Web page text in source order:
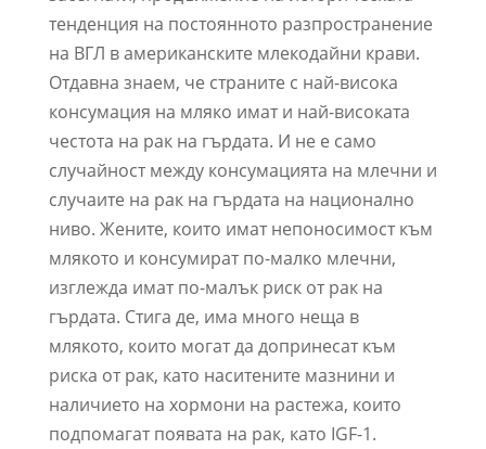
тенденция на постоянното разпространение
на ВГЛ в американските млекодайни крави.
Отдавна знаем, че страните с най-висока
консумация на мляко имат и най-високата
честота на рак на гърдата. И не е само
случайност между консумацията на млечни и
случаите на рак на гърдата на национално
ниво. Жените, които имат непоносимост към
млякото и консумират по-малко млечни,
изглежда имат по-малък риск от рак на
гърдата. Стига де, има много неща в
млякото, които могат да допринесат към
риска от рак, като наситените мазнини и
наличието на хормони на растежа, които
подпомагат появата на рак, като IGF-1.